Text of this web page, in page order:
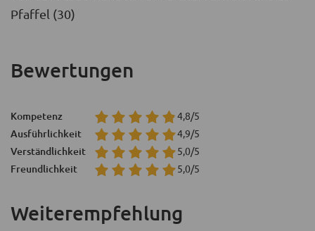
Pfaffel (30)
Weiterempfehlung
Bewertungen
Kompetenz 4,8/5
Ausführlichkeit 4,9/5
Verständlichkeit 5,0/5
Freundlichkeit 5,0/5